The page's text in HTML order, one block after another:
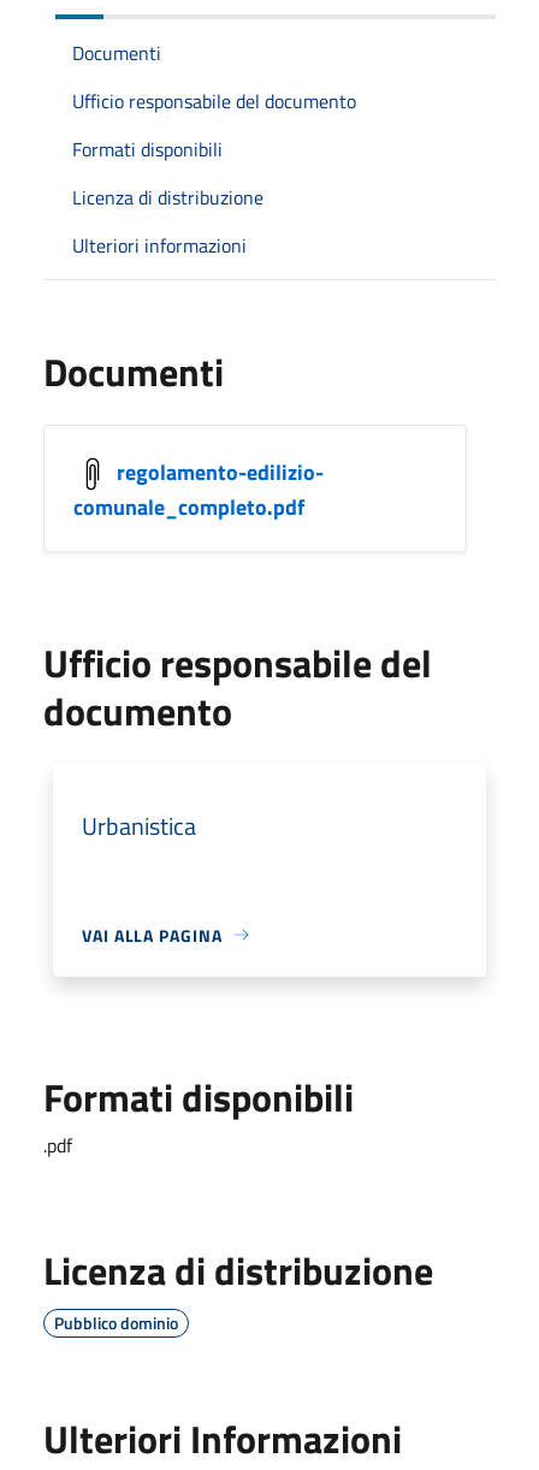
Documenti
Ufficio responsabile del documento
Formati disponibili
Licenza di distribuzione
Ulteriori informazioni
Documenti
regolamento-edilizio-
comunale_completo.pdf
Ufficio responsabile del
documento
Urbanistica
VAI ALLA PAGINA
Formati disponibili
.pdf
Licenza di distribuzione
Pubblico dominio
Ulteriori Informazioni